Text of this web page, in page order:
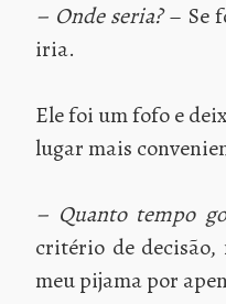
– Onde seria?– Se
iria.
Ele foi um fofo e
lugar mais
– Quanto tempo
critério de
meu pijama por